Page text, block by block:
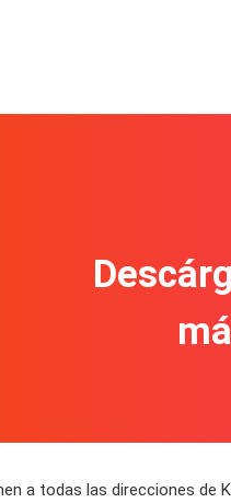
a todas las direcciones de